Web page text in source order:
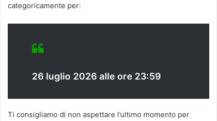
categoricamente per:
26 luglio 2026 alle ore 23:59
Ti consigliamo di non aspettare l’ultimo momento per